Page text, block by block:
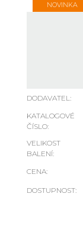
NOVINKA
DODAVATEL:
KATALOGOVÉ
ČÍSLO:
VELIKOST
BALENÍ:
CENA:
DOSTUPNOST: